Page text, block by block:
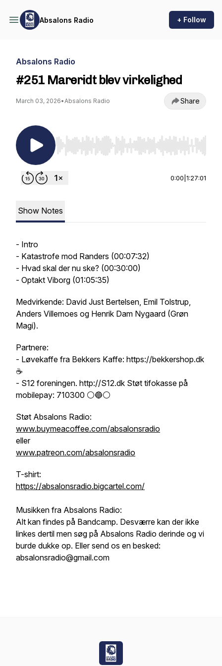
Absalons Radio + Follow
Absalons Radio
#251 Mareridt blev virkelighed
March 03, 2026•Absalons Radio Share
Use Left/Right to seek, Home/End to jump to
0:00 1:27:01
Show Notes
- Intro
- Katastrofe mod Randers (00:07:32)
- Hvad skal der nu ske? (00:30:00)
- Optakt Viborg (01:05:35)
Medvirkende: David Just Bertelsen, Emil Tolstrup,
Anders Villemoes og Henrik Dam Nygaard (Grøn
Magi).
Partnere:
- Løvekaffe fra Bekkers Kaffe: https://bekkershop.dk
☕️
- S12 foreningen. http://S12.dk Støt tifokasse på
mobilepay: 710300 ⚪️🔵⚪️
Støt Absalons Radio:
www.buymeacoffee.com/absalonsradio
eller
www.patreon.com/absalonsradio
T-shirt:
https://absalonsradio.bigcartel.com/
Musikken fra Absalons Radio:
Alt kan findes på Bandcamp. Desværre kan der ikke
linkes dertil men søg på Absalons Radio derinde og vi
burde dukke op. Eller send os en besked:
absalonsradio@gmail.com